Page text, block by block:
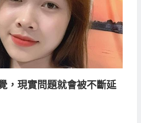
，現實問題就會被不斷延